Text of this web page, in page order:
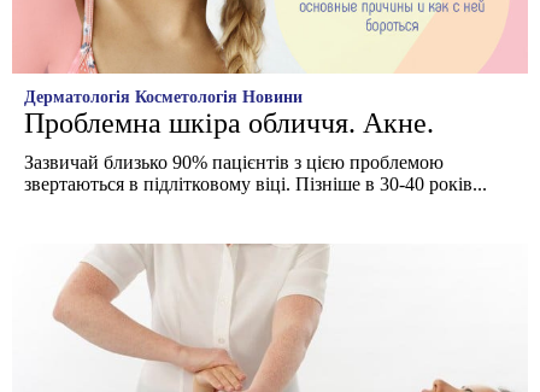
Дерматологія Косметологія Новини
Проблемна шкіра обличчя. Акне.
Зазвичай близько 90% пацієнтів з цією проблемою
звертаються в підлітковому віці. Пізніше в 30-40 років...